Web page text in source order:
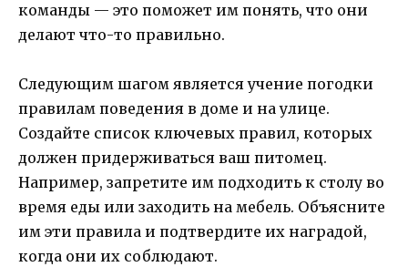
команды — это поможет им понять, что они
делают что-то правильно.
Следующим шагом является учение погодки
правилам поведения в доме и на улице.
Создайте список ключевых правил, которых
должен придерживаться ваш питомец.
Например, запретите им подходить к столу во
время еды или заходить на мебель. Объясните
им эти правила и подтвердите их наградой,
когда они их соблюдают.